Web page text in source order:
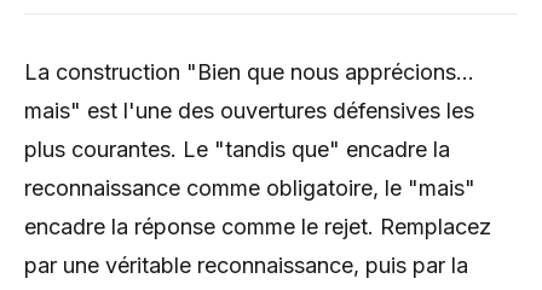
La construction "Bien que nous apprécions...
mais" est l'une des ouvertures défensives les
plus courantes. Le "tandis que" encadre la
reconnaissance comme obligatoire, le "mais"
encadre la réponse comme le rejet. Remplacez
par une véritable reconnaissance, puis par la